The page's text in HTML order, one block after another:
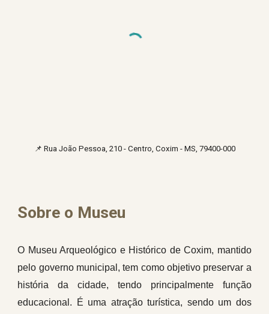
📌 Rua João Pessoa, 210 - Centro, Coxim - MS, 79400-000
Sobre o Museu
O Museu Arqueológico e Histórico de Coxim, mantido
pelo governo municipal, tem como objetivo preservar a
história da cidade, tendo principalmente função
educacional. É uma atração turística, sendo um dos